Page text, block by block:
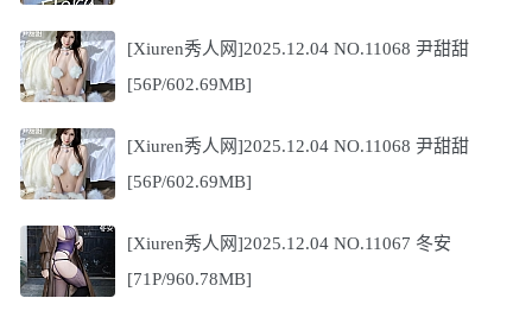
[Xiuren秀人网]2025.12.04 NO.11068 尹甜甜
[56P/602.69MB]
[Xiuren秀人网]2025.12.04 NO.11068 尹甜甜
[56P/602.69MB]
[Xiuren秀人网]2025.12.04 NO.11067 冬安
[71P/960.78MB]